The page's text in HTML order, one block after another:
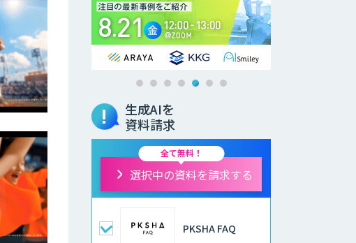
生成AIを
資料請求
全て無料！
選択中の資料を請求する
PKSHA FAQ